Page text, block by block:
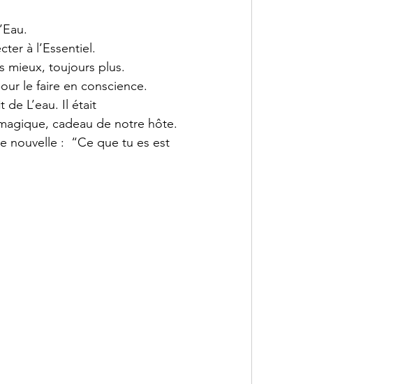
à l’Essentiel.
mieux, toujours plus.
le faire en conscience.
de L’eau. Il était
cadeau de notre hôte.
nouvelle :  “Ce que tu es est